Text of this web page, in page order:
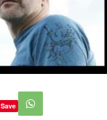
Save